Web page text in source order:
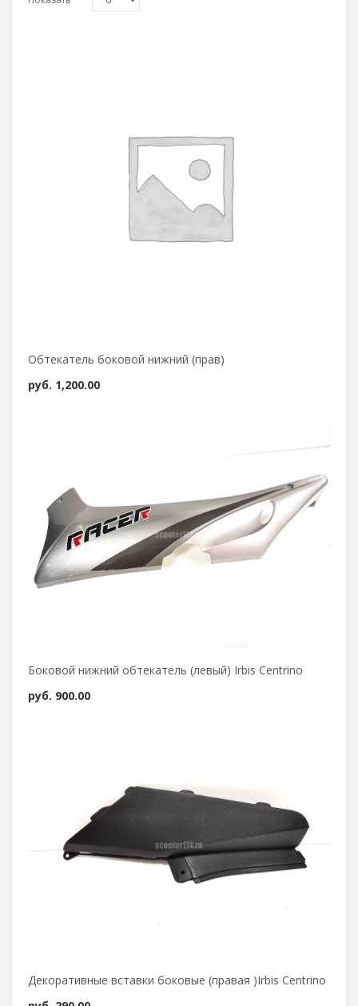
Обтекатель боковой нижний (прав)
руб. 1,200.00
Боковой нижний обтекатель (левый) Irbis Centrino
руб. 900.00
Декоративные вставки боковые (правая )Irbis Centrino